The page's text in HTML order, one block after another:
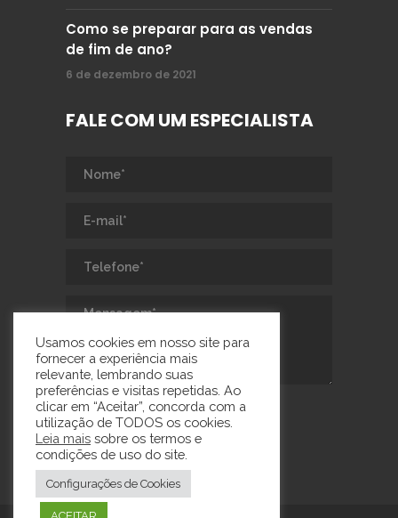
Como se preparar para as vendas
de fim de ano?
6 de dezembro de 2021
FALE COM UM ESPECIALISTA
Usamos cookies em nosso site para
fornecer a experiência mais
relevante, lembrando suas
preferências e visitas repetidas. Ao
clicar em “Aceitar”, concorda com a
utilização de TODOS os cookies.
Leia mais sobre os termos e
condições de uso do site.
Configurações de Cookies